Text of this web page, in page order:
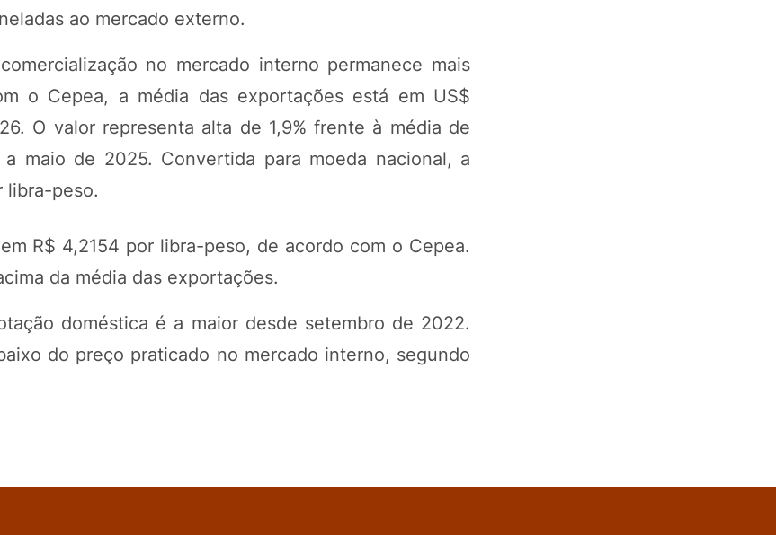
ao mercado externo.
no mercado interno permanece mais
o Cepea, a média das exportações está em US$
O valor representa alta de 1,9% frente à média de
maio de 2025. Convertida para moeda nacional, a
libra-peso.
R$ 4,2154 por libra-peso, de acordo com o Cepea.
da média das exportações.
doméstica é a maior desde setembro de 2022.
do preço praticado no mercado interno, segundo